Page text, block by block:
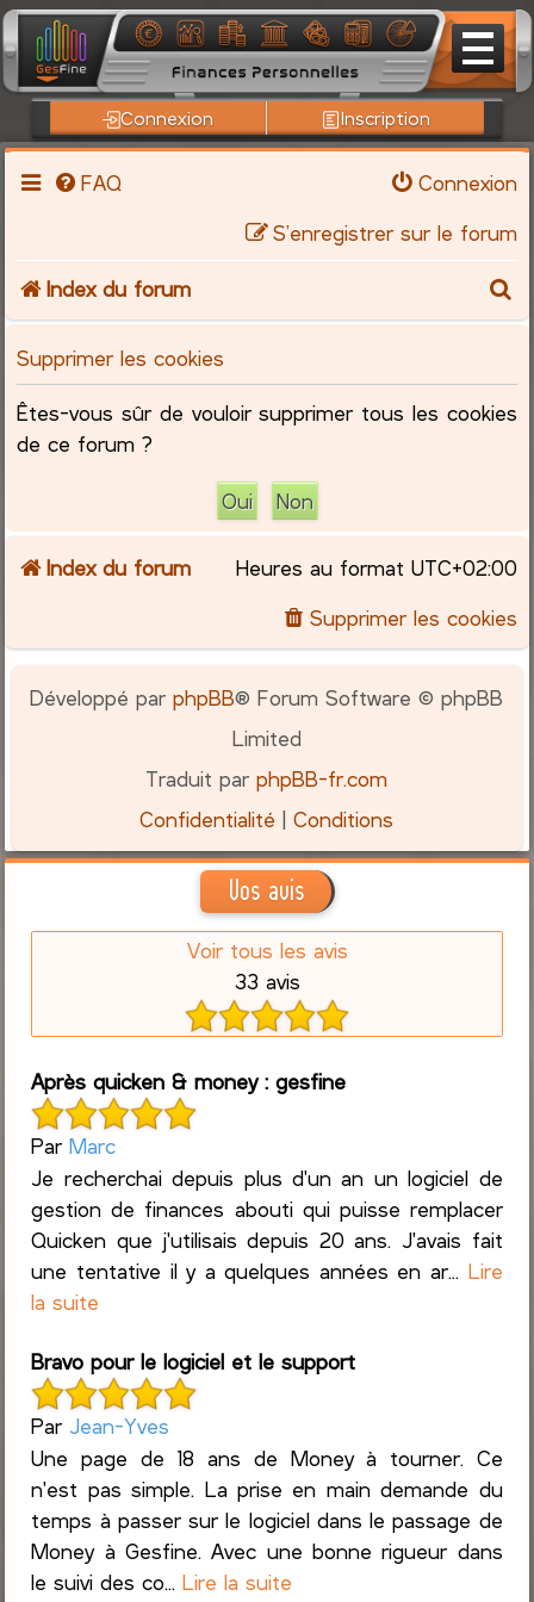
Connexion Inscription
FAQ
Connexion
S’enregistrer sur le forum
Index du forum
c
r
c
h
Supprimer les cookies
Êtes-vous sûr de vouloir supprimer tous les cookies
de ce forum ?
Index du forum Heures au format UTC+02:00
Supprimer les cookies
Développé parphpBB® Forum Software © phpBB
Limited
Traduit parphpBB-fr.com
Confidentialité |Conditions
Vos avis
Voir tous les avis
33 avis
Après quicken & money : gesfine
ParMarc
Je recherchai depuis plus d'un an un logiciel de
gestion de finances abouti qui puisse remplacer
Quicken que j'utilisais depuis 20 ans. J'avais fait
une tentative il y a quelques années en ar... Lire
la suite
Bravo pour le logiciel et le support
Par Jean-Yves
Une page de 18 ans de Money à tourner. Ce
n'est pas simple. La prise en main demande du
temps à passer sur le logiciel dans le passage de
Money à Gesfine. Avec une bonne rigueur dans
le suivi des co...Lire la suite